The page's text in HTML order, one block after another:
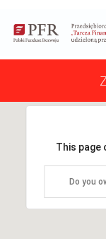
This page
Do you